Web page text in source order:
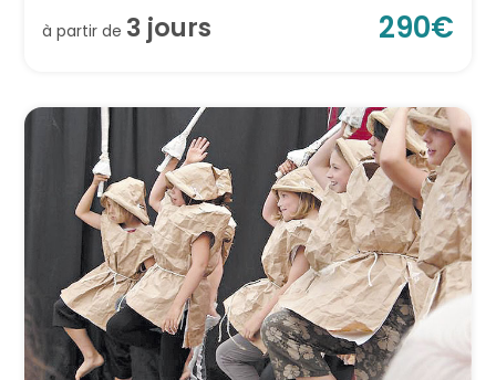
à partir de 3 jours 290€